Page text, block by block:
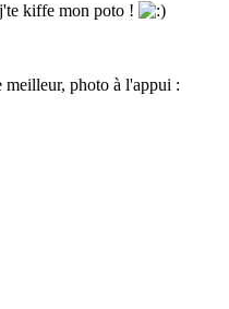
kiffe mon poto !
photo à l'appui :